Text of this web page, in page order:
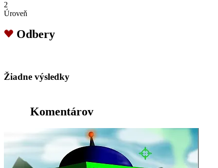
2
Úroveň
Odbery
Žiadne výsledky
Komentárov